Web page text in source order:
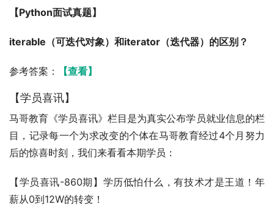
【Python面试真题】
iterable（可迭代对象）和iterator（迭代器）的区别？
参考答案： 【查看】
【学员喜讯】
马哥教育《学员喜讯》栏目是为真实公布学员就业信息的栏
目，记录每一个为求改变的个体在马哥教育经过4个月努力
后的惊喜时刻，我们来看看本期学员：
【学员喜讯-860期】学历低怕什么，有技术才是王道！年
薪从0到12W的转变！